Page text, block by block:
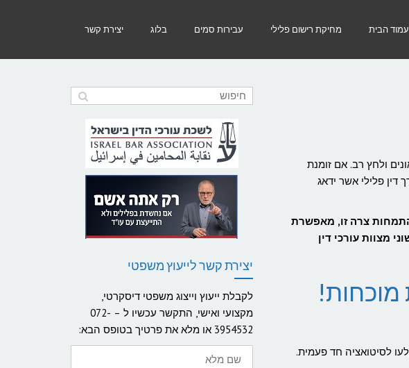
עמוד הבית מחיקת רישום פלילי עבירות סמים בלוג יצירת קשר
ולחץ רב. אם זומנת
דין פלילי אשר ידאג
צרה זו, מאפשרת
מצוות עורכי דין
לסיטואציה חד פעמית.
יצירת קשר לייעוץ משפטי
לקבלת ייעוץ וייצוג משפטי דיסקרטי,
מקצועי ואישי, התקשר עכשיו ל – 072-
3954532 או מלא את פרטיך בטופס הבא:
שם
מלא